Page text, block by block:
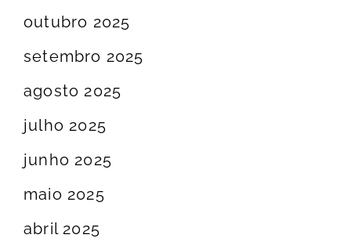
outubro 2025
setembro 2025
agosto 2025
julho 2025
junho 2025
maio 2025
abril 2025